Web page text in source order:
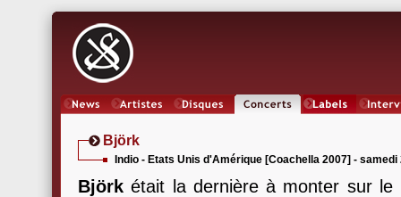
Björk
Indio - Etats Unis d'Amérique [Coachella 2007] - samedi
Björk était la dernière à monter sur le